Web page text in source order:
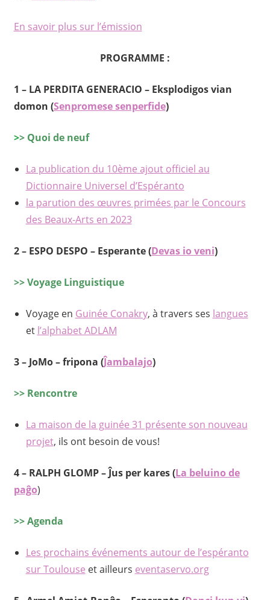
En savoir plus sur l’émission
PROGRAMME :
1 – LA PERDITA GENERACIO – Eksplodigos vian
domon (Senpromese senperfide)
>> Quoi de neuf
La publication du 10ème ajout officiel au
Dictionnaire Universel d’Espéranto
la parution des œuvres primées par le Concours
des Beaux-Arts en 2023
2 – ESPO DESPO – Esperante (Devas io veni)
>> Voyage Linguistique
Voyage en Guinée Conakry, à travers ses langues
et l’alphabet ADLAM
3 – JoMo – fripona (Ĵambalajo)
>> Rencontre
La maison de la guinée 31 présente son nouveau
projet, ils ont besoin de vous!
4 – RALPH GLOMP – Ĵus per kares (La beluino de
paĝo)
>> Agenda
Les prochains événements autour de l’espéranto
sur Toulouse et ailleurs eventaservo.org